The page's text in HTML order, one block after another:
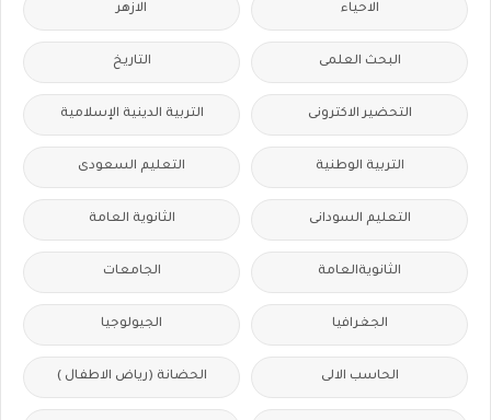
الاحياء الازهر
البحث العلمى التاريخ
التحضير الاكترونى التربية الدينية الإسلامية
التربية الوطنية التعليم السعودى
التعليم السودانى الثانوية العامة
الثانويةالعامة الجامعات
الجغرافيا الجيولوجيا
الحاسب الالى الحضانة (رياض الاطفال )